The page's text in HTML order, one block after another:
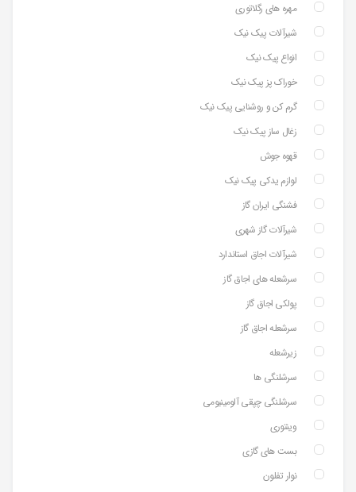
مهره های رگلاتوری
شیرآلات پیک نیک
انواع پیک نیک
خوراک پز پیک نیک
گرم کن و روشنایی پیک نیک
زغال ساز پیک نیک
قهوه جوش
لوازم یدکی پیک نیک
فشنگی ایران گاز
شیرآلات گاز شهری
شیرآلات اجاق استاندارد
سرشعله های اجاق گاز
پولکی اجاق گاز
سرشعله اجاق گاز
زیرشعله
سرشلنگی ها
سرشلنگی چپقی آلومینیومی
وینتوری
بست های گازی
نوار تفلون